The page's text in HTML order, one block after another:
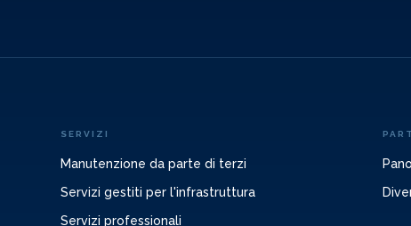
SERVIZI
Manutenzione da parte di terzi
Servizi gestiti per l'infrastruttura
Servizi professionali